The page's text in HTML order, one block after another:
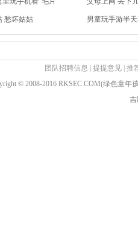
愁坏姑姑 男童玩手游半
团队招聘信息 提提意见 推
© 2008-2016 RKSEC.COM(绿色童年
吉